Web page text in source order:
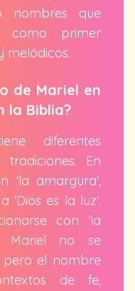
nombres que
como primer
melódicos.
de Mariel en
la Biblia?
diferentes
tradiciones. En
'la amargura',
'Dios es la luz'.
con 'la
Mariel no se
pero el nombre
de fe,